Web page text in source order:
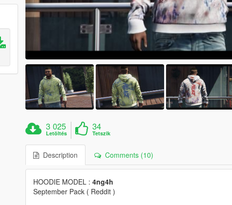
3 025
Letöltés
34
Tetszik
Description Comments (10)
HOODIE MODEL : 4ng4h
September Pack ( Reddit )